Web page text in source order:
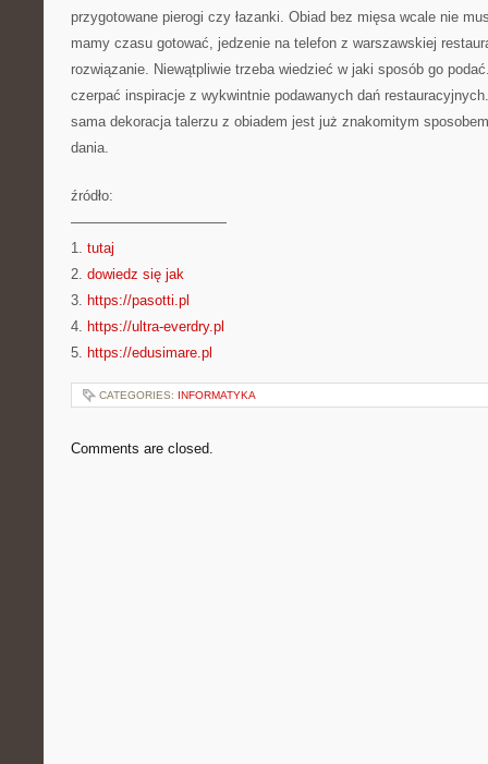
przygotowane pierogi czy łazanki. Obiad bez mięsa wcale nie
mamy czasu gotować, jedzenie na telefon z warszawskiej
rozwiązanie. Niewątpliwie trzeba wiedzieć w jaki sposób go
czerpać inspiracje z wykwintnie podawanych dań
sama dekoracja talerzu z obiadem jest już znakomitym
dania.
źródło:
———————————
1. tutaj
2. dowiedz się jak
3. https://pasotti.pl
4. https://ultra-everdry.pl
5. https://edusimare.pl
CATEGORIES: INFORMATYKA
Comments are closed.